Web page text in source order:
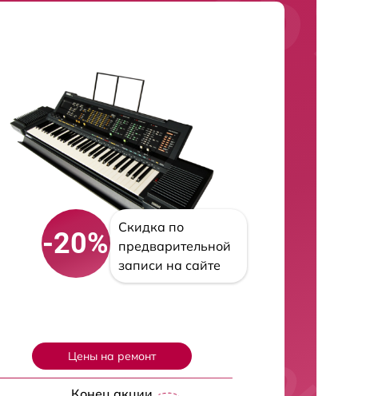
-20%
Скидка по
предварительной
записи на сайте
Цены на ремонт